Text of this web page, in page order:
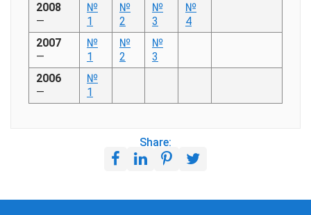
2008
—
№
1
№
2
№
3
№
4
2007
—
№
1
№
2
№
3
2006
—
№
1
Share: